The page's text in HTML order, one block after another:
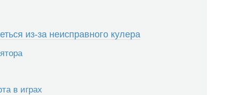
из-за неисправного кулера
в играх